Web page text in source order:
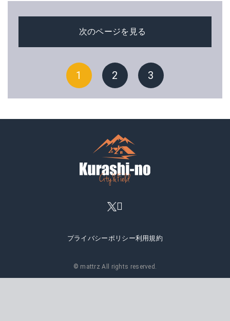
次のページを見る
1 2 3
プライバシーポリシー利用規約
© mattrz All rights reserved.